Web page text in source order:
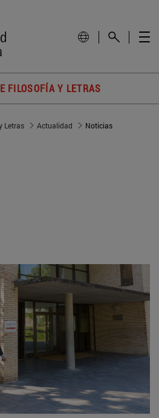
FILOSOFÍA Y LETRAS
Letras Actualidad Noticias